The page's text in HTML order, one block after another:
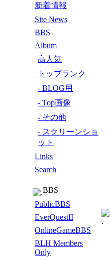
新着情報
Site News
BBS
Album
高人気
トップランク
- BLOG用
- Top画像
- その他
- スクリーンショ
ット
Links
Search
BBS
PublicBBS
EverQuestII
OnlineGameBBS
BLH Members
Only